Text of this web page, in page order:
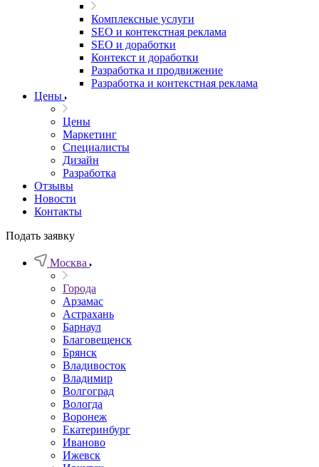
Комплексные услуги
SEO и контекстная реклама
SEO и доработки
Контекст и доработки
Разработка и продвижение
Разработка и контекстная реклама
Цены
Цены
Маркетинг
Специалисты
Дизайн
Разработка
Отзывы
Новости
Контакты
Подать заявку
Москва
Города
Арзамас
Астрахань
Барнаул
Благовещенск
Брянск
Владивосток
Владимир
Волгоград
Вологда
Воронеж
Екатеринбург
Иваново
Ижевск